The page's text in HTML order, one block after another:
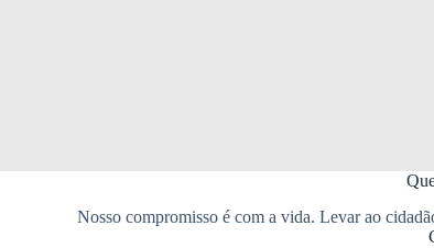
Nosso compromisso é com a vida. Levar ao